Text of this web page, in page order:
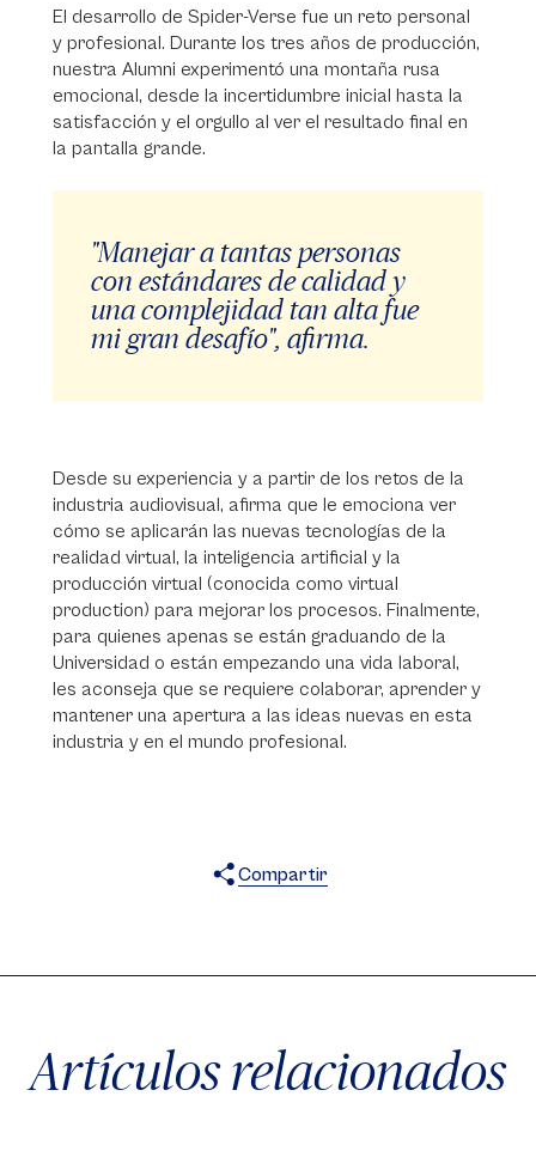
El desarrollo de Spider-Verse fue un reto personal
y profesional. Durante los tres años de producción,
nuestra Alumni experimentó una montaña rusa
emocional, desde la incertidumbre inicial hasta la
satisfacción y el orgullo al ver el resultado final en
la pantalla grande.
"Manejar a tantas personas
con estándares de calidad y
una complejidad tan alta fue
mi gran desafío", afirma.
Desde su experiencia y a partir de los retos de la
industria audiovisual, afirma que le emociona ver
cómo se aplicarán las nuevas tecnologías de la
realidad virtual, la inteligencia artificial y la
producción virtual (conocida como virtual
production) para mejorar los procesos. Finalmente,
para quienes apenas se están graduando de la
Universidad o están empezando una vida laboral,
les aconseja que se requiere colaborar, aprender y
mantener una apertura a las ideas nuevas en esta
industria y en el mundo profesional.
Compartir
Artículos relacionados